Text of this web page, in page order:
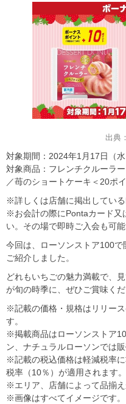
出典
対象期間：2024年1月17日（
対象商品：フレンチクルーラ
／苺のショートケーキ＜20ポ
※詳しくは店舗に掲出している
※お会計の際にPontaカード又
い。その場で即時ご入会も可能
今回は、ローソンストア100
ご紹介しました。
どれもいちごの魅力満載で、
が旬の時季に、ぜひご賞味くだ
※記載の価格・規格はリリー
す。
※掲載商品はローソンストア
ン、ナチュラルローソンでは販
※記載の税込価格は軽減税率
税率（10％）が適用されます。
※エリア、店舗によって品揃え
※画像はすべてイメージです。